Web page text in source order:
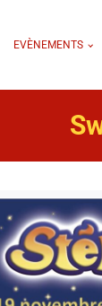
EVÈNEMENTS